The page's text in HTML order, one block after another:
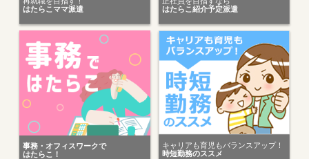
はたらこママ派遣
はたらこ紹介予定派遣
事務・オフィスワークで
はたらこ！
キャリアも育児もバランスアップ！
時短勤務のススメ